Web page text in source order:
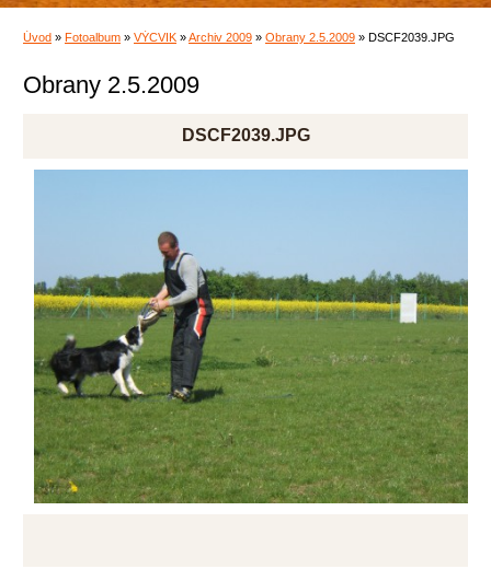
Úvod » Fotoalbum » VÝCVIK »Archiv 2009 » Obrany 2.5.2009 » DSCF2039.JPG
Obrany 2.5.2009
DSCF2039.JPG